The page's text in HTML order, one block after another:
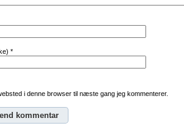
*
i denne browser til næste gang jeg kommenterer.